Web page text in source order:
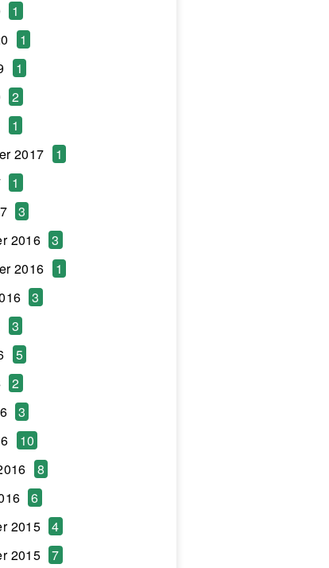
1
1
1
2
1
2017
1
1
3
2016
3
2016
1
3
3
5
2
3
10
8
6
2015
4
2015
7